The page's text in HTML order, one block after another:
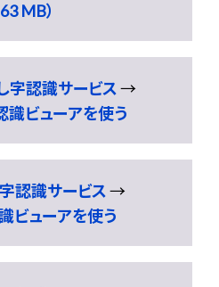
MB）
字認識サービス→
ビューアを使う
認識サービス→
ビューアを使う